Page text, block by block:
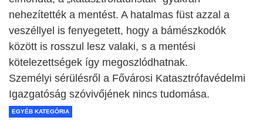
nehezítették a mentést. A hatalmas füst azzal a
veszéllyel is fenyegetett, hogy a bámészkodók
között is rosszul lesz valaki, s a mentési
kötelezettségek így megoszlódhatnak.
Személyi sérülésről a Fővárosi Katasztrófavédelmi
Igazgatóság szóvivőjének nincs tudomása.
EGYÉB KATEGÓRIA